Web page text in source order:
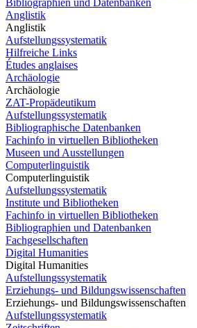
Bibliographien und Datenbanken
Anglistik
Anglistik
Aufstellungssystematik
Hilfreiche Links
Études anglaises
Archäologie
Archäologie
ZAT-Propädeutikum
Aufstellungssystematik
Bibliographische Datenbanken
Fachinfo in virtuellen Bibliotheken
Museen und Ausstellungen
Computerlinguistik
Computerlinguistik
Aufstellungssystematik
Institute und Bibliotheken
Fachinfo in virtuellen Bibliotheken
Bibliographien und Datenbanken
Fachgesellschaften
Digital Humanities
Digital Humanities
Aufstellungssystematik
Erziehungs- und Bildungswissenschaften
Erziehungs- und Bildungswissenschaften
Aufstellungssystematik